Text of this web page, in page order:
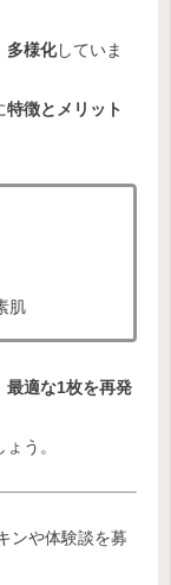
多様化していま
特徴とメリット
肌
最適な1枚を再発
う。
ンや体験談を募